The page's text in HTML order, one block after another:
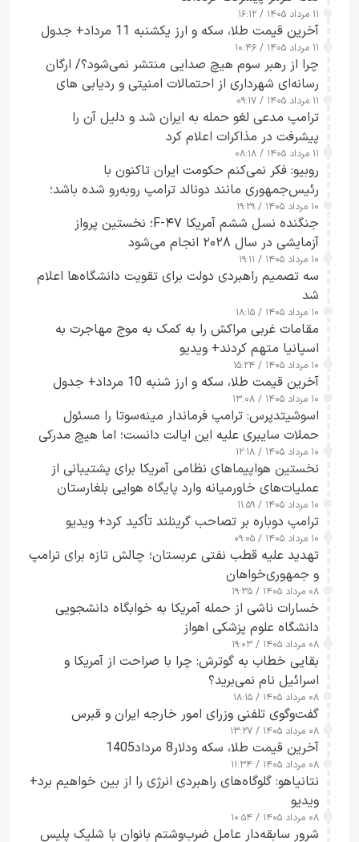
۱۱ مرداد ۱۴۰۵ / ۱۶:۱۲
آخرین قیمت طلا، سکه و ارز یکشنبه 11 مرداد+ جدول
۱۱ مرداد ۱۴۰۵ / ۱۰:۴۶
چرا از رهبر سوم هیچ صدایی منتشر نمی‌شود؟/ ارگان
رسانه‌ای شهرداری از احتمالات امنیتی و ردیابی های
جاسوسی گفت
۱۱ مرداد ۱۴۰۵ / ۰۹:۱۷
ترامپ مدعی لغو حمله به ایران شد و دلیل آن را
پیشرفت در مذاکرات اعلام کرد
۱۱ مرداد ۱۴۰۵ / ۰۸:۱۸
روبیو: فکر نمی‌کنم حکومت ایران تاکنون با
رئیس‌جمهوری مانند دونالد ترامپ روبه‌رو شده باشد؛
کسی که واقعاً دست به اقدام می‌زند
۱۰ مرداد ۱۴۰۵ / ۱۹:۲۹
جنگنده نسل ششم آمریکا F-۴۷؛ نخستین پرواز
آزمایشی در سال ۲۰۲۸ انجام می‌شود
۱۰ مرداد ۱۴۰۵ / ۱۹:۱۱
سه تصمیم راهبردی دولت برای تقویت دانشگاه‌ها اعلام
شد
۱۰ مرداد ۱۴۰۵ / ۱۸:۱۵
مقامات غربی مراکش را به کمک به موج مهاجرت به
اسپانیا متهم کردند+ ویدیو
۱۰ مرداد ۱۴۰۵ / ۱۵:۲۴
آخرین قیمت طلا، سکه و ارز شنبه 10 مرداد+ جدول
۱۰ مرداد ۱۴۰۵ / ۱۳:۰۸
اسوشیتدپرس: ترامپ فرماندار مینه‌سوتا را مسئول
حملات سایبری علیه این ایالت دانست؛ اما هیچ مدرکی
ارائه نکرد
۱۰ مرداد ۱۴۰۵ / ۱۲:۱۸
نخستین هواپیماهای نظامی آمریکا برای پشتیبانی از
عملیات‌های خاورمیانه وارد پایگاه هوایی بلغارستان
شدند
۱۰ مرداد ۱۴۰۵ / ۱۱:۵۹
ترامپ دوباره بر تصاحب گرینلند تأکید کرد+ ویدیو
۱۰ مرداد ۱۴۰۵ / ۰۹:۰۵
تهدید علیه قطب نفتی عربستان؛ چالش تازه برای ترامپ
و جمهوری‌خواهان
۰۸ مرداد ۱۴۰۵ / ۱۹:۳۵
خسارات ناشی از حمله آمریکا به خوابگاه دانشجویی
دانشگاه علوم پزشکی اهواز
۰۸ مرداد ۱۴۰۵ / ۱۹:۰۳
بقایی خطاب به گوترش: چرا با صراحت از آمریکا و
اسرائیل نام نمی‌برید؟
۰۸ مرداد ۱۴۰۵ / ۱۸:۱۵
گفت‌وگوی تلفنی وزرای امور خارجه ایران و قبرس
۰۸ مرداد ۱۴۰۵ / ۱۳:۲۷
آخرین قیمت طلا، سکه ودلار8 مرداد1405
۰۸ مرداد ۱۴۰۵ / ۱۱:۳۴
نتانیاهو: گلوگاه‌های راهبردی انرژی را از بین خواهیم برد+
ویدیو
۰۸ مرداد ۱۴۰۵ / ۱۰:۵۴
شرور سابقه‌دار عامل ضرب‌وشتم بانوان با شلیک پلیس